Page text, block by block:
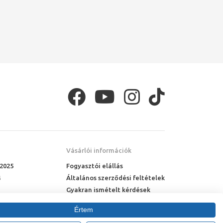
Vásárlói információk
Fogyasztói elállás
Általános szerződési feltételek
Gyakran ismételt kérdések
Online rendelés menete
Fizetési feltételek
Értem